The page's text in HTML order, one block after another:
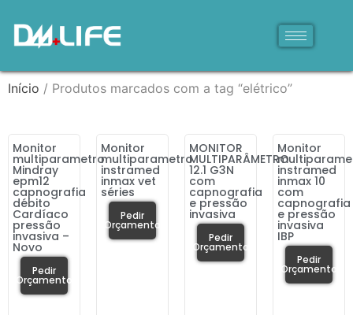
Início / Produtos marcados com a tag “elétrico”
Monitor
multiparametro
Mindray
epm12
capnografia
débito
Cardíaco
pressão
invasiva –
Novo
Pedir
Orçamento
Monitor
multiparametro
instramed
inmax vet
séries
Pedir
Orçamento
MONITOR
MULTIPARÂMETRO
12.1 G3N
com
capnografia
e pressão
invasiva
Pedir
Orçamento
Monitor
instramed
inmax 10
com
capnografia
e pressão
invasiva
IBP
Pedir
Orçamento